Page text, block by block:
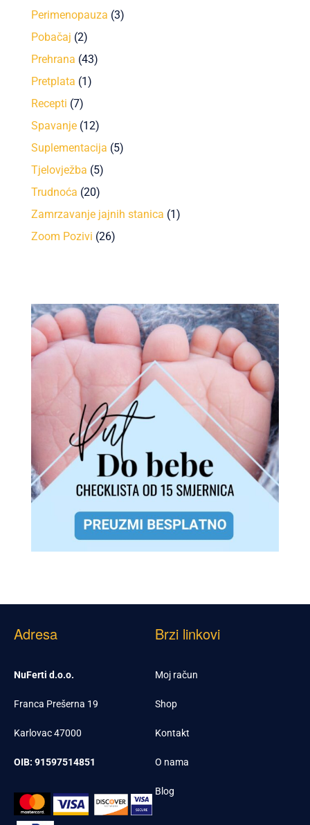
Perimenopauza (3)
Pobačaj (2)
Prehrana (43)
Pretplata (1)
Recepti (7)
Spavanje (12)
Suplementacija (5)
Tjelovježba (5)
Trudnoća (20)
Zamrzavanje jajnih stanica (1)
Zoom Pozivi (26)
Brzi linkovi
Moj račun
Shop
Kontakt
O nama
Blog
Adresa
NuFerti d.o.o.
Franca Prešerna 19
Karlovac 47000
OIB: 91597514851